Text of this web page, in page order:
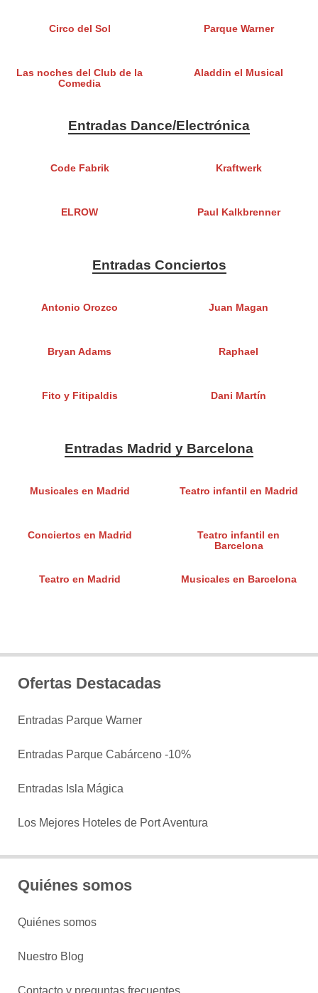
Circo del Sol Parque Warner
Las noches del Club de la
Comedia
Aladdin el Musical
Entradas Dance/Electrónica
Code Fabrik Kraftwerk
ELROW Paul Kalkbrenner
Entradas Conciertos
Antonio Orozco Juan Magan
Bryan Adams Raphael
Fito y Fitipaldis Dani Martín
Entradas Madrid y Barcelona
Musicales en Madrid Teatro infantil en Madrid
Conciertos en Madrid
Teatro infantil en
Barcelona
Teatro en Madrid Musicales en Barcelona
Ofertas Destacadas
Entradas Parque Warner
Entradas Parque Cabárceno -10%
Entradas Isla Mágica
Los Mejores Hoteles de Port Aventura
Quiénes somos
Quiénes somos
Nuestro Blog